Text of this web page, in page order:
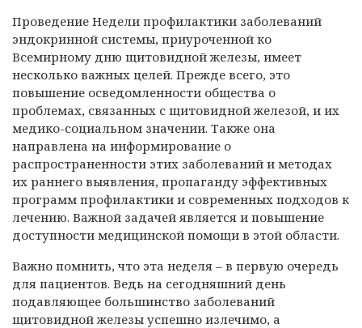
Проведение Недели профилактики заболеваний
эндокринной системы, приуроченной ко
Всемирному дню щитовидной железы, имеет
несколько важных целей. Прежде всего, это
повышение осведомленности общества о
проблемах, связанных с щитовидной железой, и их
медико-социальном значении. Также она
направлена на информирование о
распространенности этих заболеваний и методах
их раннего выявления, пропаганду эффективных
программ профилактики и современных подходов к
лечению. Важной задачей является и повышение
доступности медицинской помощи в этой области.
Важно помнить, что эта неделя – в первую очередь
для пациентов. Ведь на сегодняшний день
подавляющее большинство заболеваний
щитовидной железы успешно излечимо, а